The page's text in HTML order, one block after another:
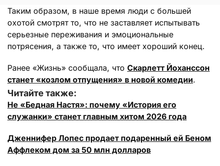
Таким образом, в наше время люди с большей
охотой смотрят то, что не заставляет испытывать
серьезные переживания и эмоциональные
потрясения, а также то, что имеет хороший конец.
Ранее «Жизнь» сообщала, что Скарлетт Йоханссон
станет «козлом отпущения» в новой комедии.
Читайте также:
Не «Бедная Настя»: почему «История его
служанки» станет главным хитом 2026 года
Дженнифер Лопес продает подаренный ей Беном
Аффлеком дом за 50 млн долларов